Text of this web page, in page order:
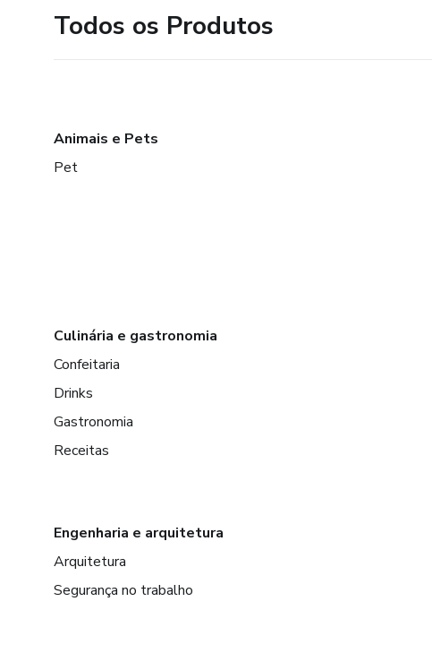
Todos os Produtos
Animais e Pets
Pet
Culinária e gastronomia
Confeitaria
Drinks
Gastronomia
Receitas
Engenharia e arquitetura
Arquitetura
Segurança no trabalho